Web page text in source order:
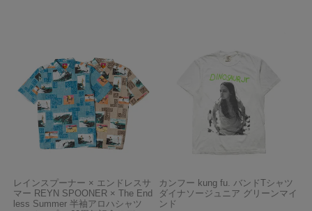
レインスプーナー × エンドレスサ
マー REYN SPOONER × The End
less Summer 半袖アロハシャツ
カンフー kung fu. バンドTシャツ
ダイナソージュニア グリーンマイ
ンド